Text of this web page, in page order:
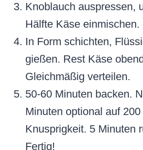
Knoblauch auspressen,
Hälfte Käse einmischen.
In Form schichten,
gießen. Rest Käse
Gleichmäßig verteilen.
50-60 Minuten backen.
Minuten optional auf
Knusprigkeit. 5 Minuten
Fertig!